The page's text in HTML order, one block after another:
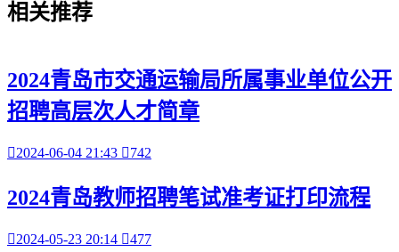
相关推荐
2024青岛市交通运输局所属事业单位公开
招聘高层次人才简章
2024-06-04 21:43 742
2024青岛教师招聘笔试准考证打印流程
2024-05-23 20:14 477